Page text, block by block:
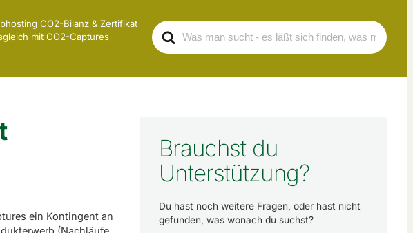
Search
For
CO2-Bilanz & Zertifikat
mit CO2-Captures
ein Kontingent an
Brauchst du
Unterstützung?
Du hast noch weitere Fragen, oder hast nicht
gefunden, was wonach du suchst?